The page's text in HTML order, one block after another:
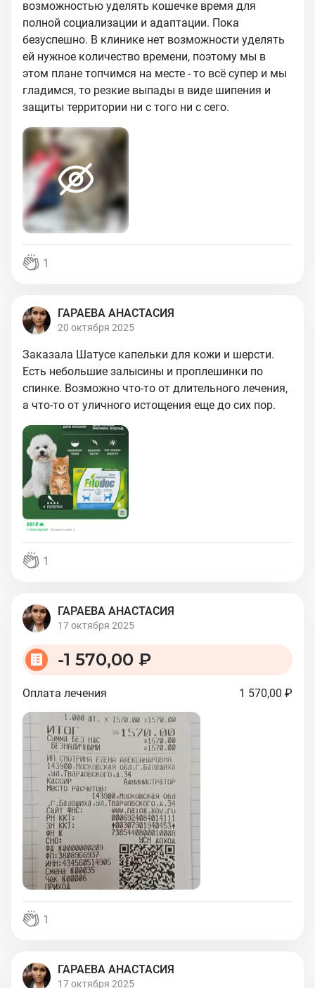
возможностью уделять кошечке время для
полной социализации и адаптации. Пока
безуспешно. В клинике нет возможности уделять
ей нужное количество времени, поэтому мы в
этом плане топчимся на месте - то всё супер и мы
гладимся, то резкие выпады в виде шипения и
защиты территории ни с того ни с сего.
1
ГАРАЕВА АНАСТАСИЯ
20 октября 2025
Заказала Шатусе капельки для кожи и шерсти.
Есть небольшие залысины и проплешинки по
спинке. Возможно что-то от длительного лечения,
а что-то от уличного истощения еще до сих пор.
1
ГАРАЕВА АНАСТАСИЯ
17 октября 2025
-1 570,00 ₽
Оплата лечения 1 570,00 ₽
1
ГАРАЕВА АНАСТАСИЯ
17 октября 2025